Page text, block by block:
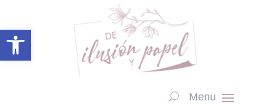
Abrir barra de herramientas